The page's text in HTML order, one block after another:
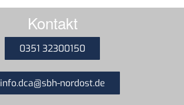
Kontakt
0351 32300150
info.dca@sbh-nordost.de